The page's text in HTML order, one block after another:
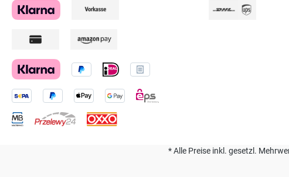
* Alle Preise inkl. gesetzl.